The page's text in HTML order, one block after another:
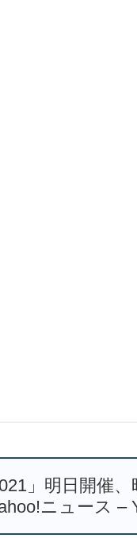
」明日開催
ニュース –